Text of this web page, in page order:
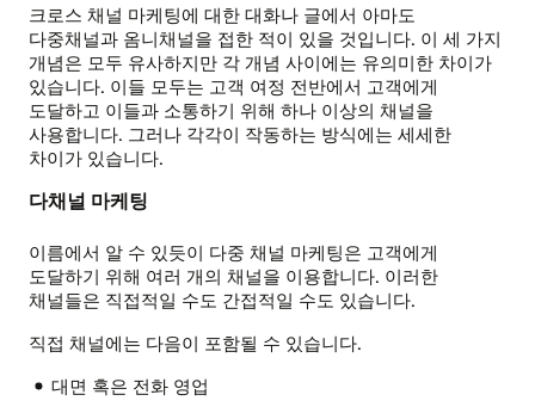
크로스 채널 마케팅에 대한 대화나 글에서 아마도
다중채널과 옴니채널을 접한 적이 있을 것입니다. 이 세 가지
개념은 모두 유사하지만 각 개념 사이에는 유의미한 차이가
있습니다. 이들 모두는 고객 여정 전반에서 고객에게
도달하고 이들과 소통하기 위해 하나 이상의 채널을
사용합니다. 그러나 각각이 작동하는 방식에는 세세한
차이가 있습니다.
다채널 마케팅
이름에서 알 수 있듯이 다중 채널 마케팅은 고객에게
도달하기 위해 여러 개의 채널을 이용합니다. 이러한
채널들은 직접적일 수도 간접적일 수도 있습니다.
직접 채널에는 다음이 포함될 수 있습니다.
대면 혹은 전화 영업